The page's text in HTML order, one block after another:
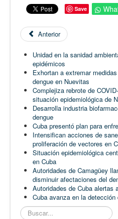
Save
Anterior
Unidad en la sanidad
epidémicos
Exhortan a extremar
dengue en Nuevitas
Complejiza rebrote de
situación epidemiológica de
Desarrolla industria
dengue
Cuba presentó plan para
Intensifican acciones de
proliferación de vectores en
Situación epidemiológica
en Cuba
Autoridades de Camagüey
disminuir afectaciones del
Autoridades de Cuba alertas
Cuba avanza en la detección
Buscar...